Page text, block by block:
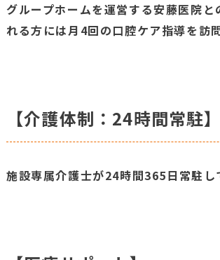
グループホームを運営する安藤医院
れる方には月4回の口腔ケア指導を訪
【介護体制：24時間常駐】
施設専属介護士が24時間365日常駐し